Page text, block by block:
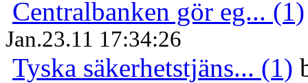
Centralbanken gör eg... (1)
Jan.23.11 17:34:26
Tyska säkerhetstjäns... (1)